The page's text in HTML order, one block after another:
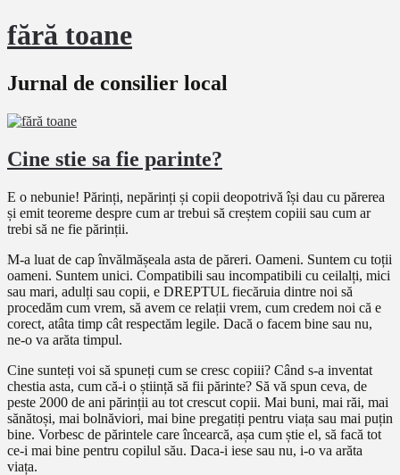
fără toane
Jurnal de consilier local
Cine stie sa fie parinte?
E o nebunie! Părinți, nepărinți și copii deopotrivă își dau cu părerea
și emit teoreme despre cum ar trebui să creștem copiii sau cum ar
trebi să ne fie părinții.
M-a luat de cap învălmășeala asta de păreri. Oameni. Suntem cu toții
oameni. Suntem unici. Compatibili sau incompatibili cu ceilalți, mici
sau mari, adulți sau copii, e DREPTUL fiecăruia dintre noi să
procedăm cum vrem, să avem ce relații vrem, cum credem noi că e
corect, atâta timp cât respectăm legile. Dacă o facem bine sau nu,
ne-o va arăta timpul.
Cine sunteți voi să spuneți cum se cresc copiii? Când s-a inventat
chestia asta, cum că-i o știință să fii părinte? Să vă spun ceva, de
peste 2000 de ani părinții au tot crescut copii. Mai buni, mai răi, mai
sănătoși, mai bolnăviori, mai bine pregatiți pentru viața sau mai puțin
bine. Vorbesc de părintele care încearcă, așa cum știe el, să facă tot
ce-i mai bine pentru copilul său. Daca-i iese sau nu, i-o va arăta
viața.